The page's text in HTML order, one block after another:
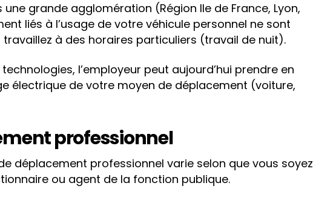
grande agglomération (Région Ile de France, Lyon,
liés à l’usage de votre véhicule personnel ne sont
à des horaires particuliers (travail de nuit).
l’employeur peut aujourd’hui prendre en
électrique de votre moyen de déplacement (voiture,
professionnel
déplacement professionnel varie selon que vous soyez
ou agent de la fonction publique.